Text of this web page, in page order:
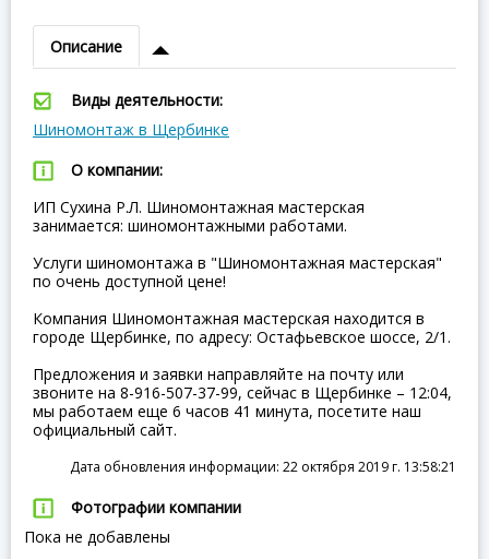
Описание
Виды деятельности:
Шиномонтаж в Щербинке
О компании:
ИП Сухина Р.Л. Шиномонтажная мастерская
занимается: шиномонтажными работами.
Услуги шиномонтажа в "Шиномонтажная мастерская"
по очень доступной цене!
Компания Шиномонтажная мастерская находится в
городе Щербинке, по адресу: Остафьевское шоссе, 2/1.
Предложения и заявки направляйте на почту или
звоните на 8-916-507-37-99, сейчас в Щербинке – 12:04,
мы работаем еще 6 часов 41 минута, посетите наш
официальный сайт.
Дата обновления информации: 22 октября 2019 г. 13:58:21
Фотографии компании
Пока не добавлены